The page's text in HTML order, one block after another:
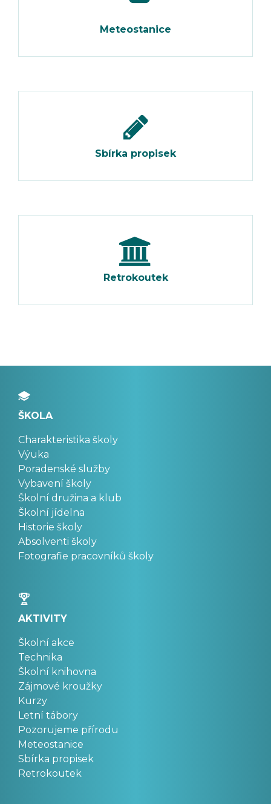
Meteostanice
Sbírka propisek
Retrokoutek
ŠKOLA
Charakteristika školy
Výuka
Poradenské služby
Vybavení školy
Školní družina a klub
Školní jídelna
Historie školy
Absolventi školy
Fotografie pracovníků školy
AKTIVITY
Školní akce
Technika
Školní knihovna
Zájmové kroužky
Kurzy
Letní tábory
Pozorujeme přírodu
Meteostanice
Sbírka propisek
Retrokoutek